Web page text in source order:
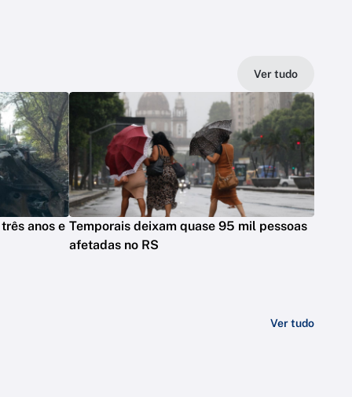
Ver tudo
anos e Temporais deixam quase 95 mil pessoas
afetadas no RS
Ver tudo